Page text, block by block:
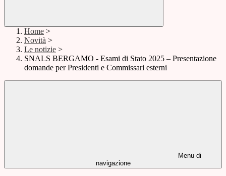
Home >
Novità >
Le notizie >
SNALS BERGAMO - Esami di Stato 2025 – Presentazione
domande per Presidenti e Commissari esterni
Menu di
navigazione